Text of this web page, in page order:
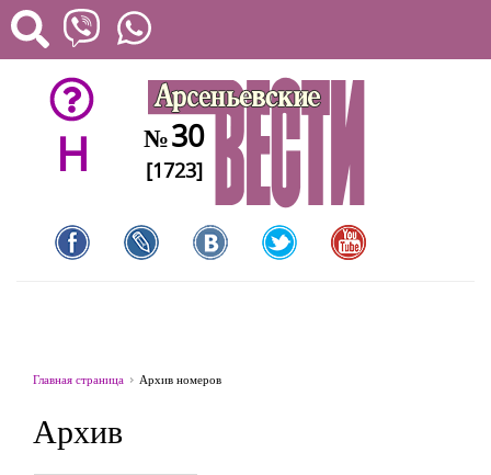
H №30
[1723]
Главная страница Архив номеров
Архив